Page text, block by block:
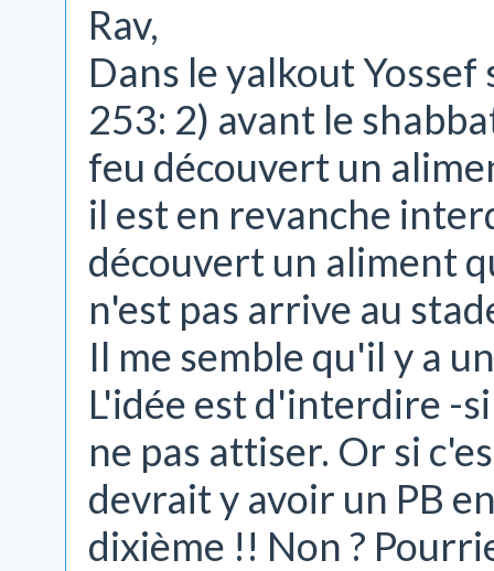
Rav,
Dans le yalkout
253: 2) avant le
feu découvert un
il est en revanche
découvert un aliment
n'est pas arrive au
Il me semble qu'il y a
L'idée est d'interdire -
ne pas attiser. Or si
devrait y avoir un PB
dixième !! Non ?